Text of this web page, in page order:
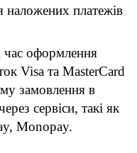
наложених платежів
час оформлення
Visa та MasterCard
замовлення в
сервіси, такі як
Monopay.